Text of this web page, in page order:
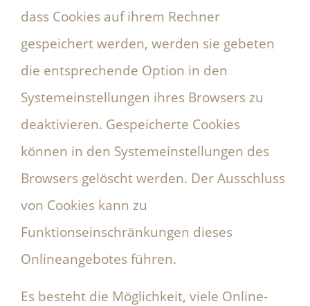
dass Cookies auf ihrem Rechner
gespeichert werden, werden sie gebeten
die entsprechende Option in den
Systemeinstellungen ihres Browsers zu
deaktivieren. Gespeicherte Cookies
können in den Systemeinstellungen des
Browsers gelöscht werden. Der Ausschluss
von Cookies kann zu
Funktionseinschränkungen dieses
Onlineangebotes führen.
Es besteht die Möglichkeit, viele Online-